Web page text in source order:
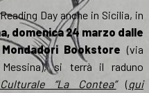
Day anche in Sicilia, in
domenica 24 marzo dalle
Bookstore (via
si terrà il raduno
“La Contea”(qui